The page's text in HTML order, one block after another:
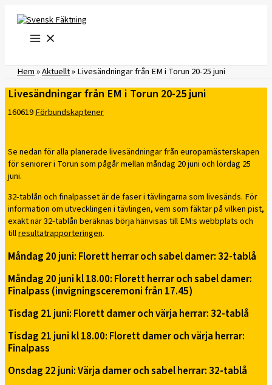
innehåll
Hem»Aktuellt»Livesändningar från EM i Torun 20-25 juni
Livesändningar från EM i Torun 20-25 juni
160619Förbundskaptener
Se nedan för alla planerade livesändningar från europamästerskapen
för seniorer i Torun som pågår mellan måndag 20 juni och lördag 25
juni.
32-tablån och finalpasset är de faser i tävlingarna som livesänds. För
information om utvecklingen i tävlingen, vem som fäktar på vilken pist,
exakt när 32-tablån beräknas börja hänvisas till EM:s webbplats och
tillresultatrapporteringen.
Måndag 20 juni: Florett herrar och sabel damer: 32-tablå
Måndag 20 juni kl 18.00: Florett herrar och sabel damer:
Finalpass (invigningsceremoni från 17.45)
Tisdag 21 juni: Florett damer och värja herrar: 32-tablå
Tisdag 21 juni kl 18.00: Florett damer och värja herrar:
Finalpass
Onsdag 22 juni: Värja damer och sabel herrar: 32-tablå